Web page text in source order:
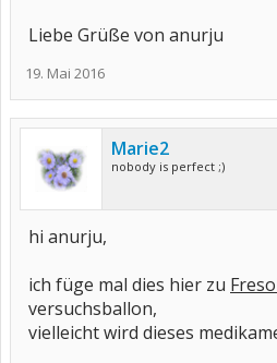
Liebe Grüße von anurju
19. Mai 2016
Marie2
nobody is perfect ;)
hi anurju,
ich füge mal dies hier zu
versuchsballon,
vielleicht wird dieses